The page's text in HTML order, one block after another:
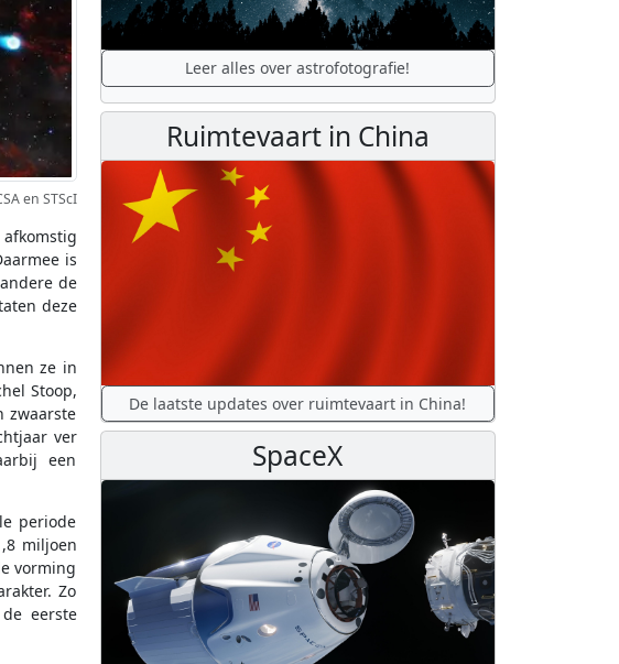
en STScI
is
de
deze
ze in
Stoop,
zwaarste
ver
een
periode
miljoen
vorming
Zo
eerste
Leer alles over astrofotografie!
Ruimtevaart in China
De laatste updates over ruimtevaart in China!
SpaceX